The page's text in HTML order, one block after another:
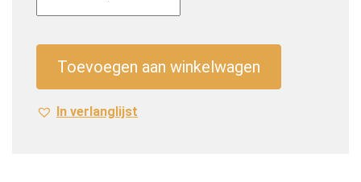
Café
koffiebonen
(8
x
Toevoegen aan winkelwagen
In verlanglijst